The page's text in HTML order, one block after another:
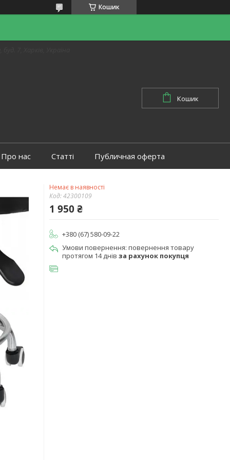
Кошик
Кошик
Про нас Статті Публичная оферта
Немає в наявності
Код:42300109
1 950 ₴
+380 (67) 580-09-22
повернення товару
протягом 14 днів за рахунок покупця